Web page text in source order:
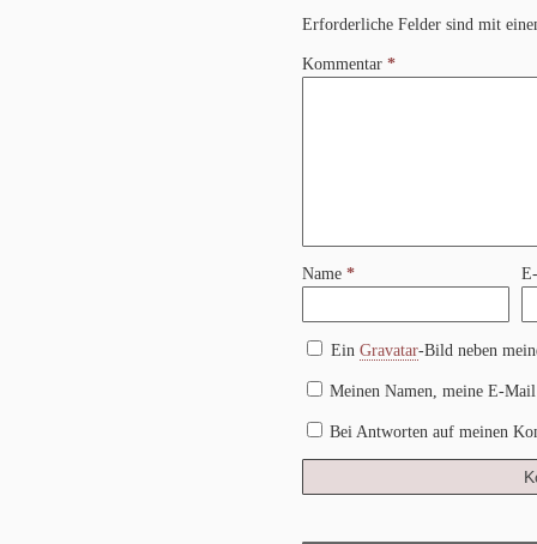
Erforderliche Felder sind mit
Kommentar *
Name *
EinGravatar-Bild neben
Meinen Namen, meine E-
Bei Antworten auf meinen